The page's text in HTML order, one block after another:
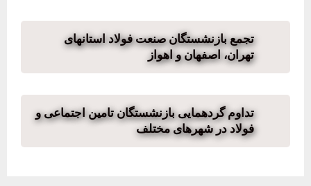
تجمع بازنشستگان صنعت فولاد استانهای
تهران، اصفهان و اهواز
تداوم گردهمایی بازنشستگان تامین اجتماعی و
فولاد در شهرهای مختلف